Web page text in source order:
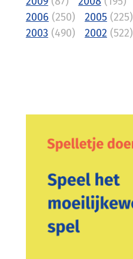
2006 (250) 2005(225)
2003 (490) 2002 (522)